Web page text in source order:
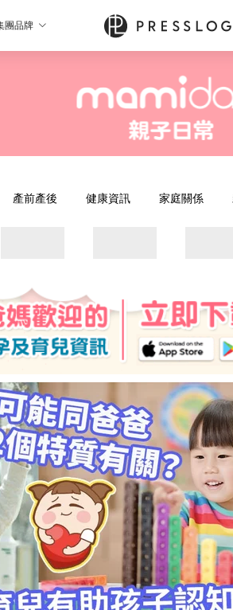
團品牌
產前產後 健康資訊 家庭關係